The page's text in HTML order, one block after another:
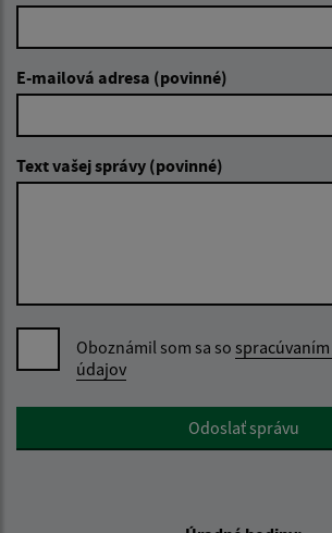
E-mailová adresa (povinné)
Text vašej správy (povinné)
Oboznámil som sa so
údajov
Google reCaptcha ResponseOdoslať správu